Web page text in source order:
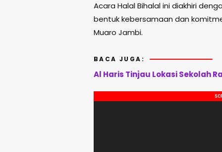
Acara Halal Bihalal ini diakhiri
bentuk kebersamaan dan
Muaro Jambi.
BACA JUGA:
Al Haris Tinjau Lokasi Sekolah